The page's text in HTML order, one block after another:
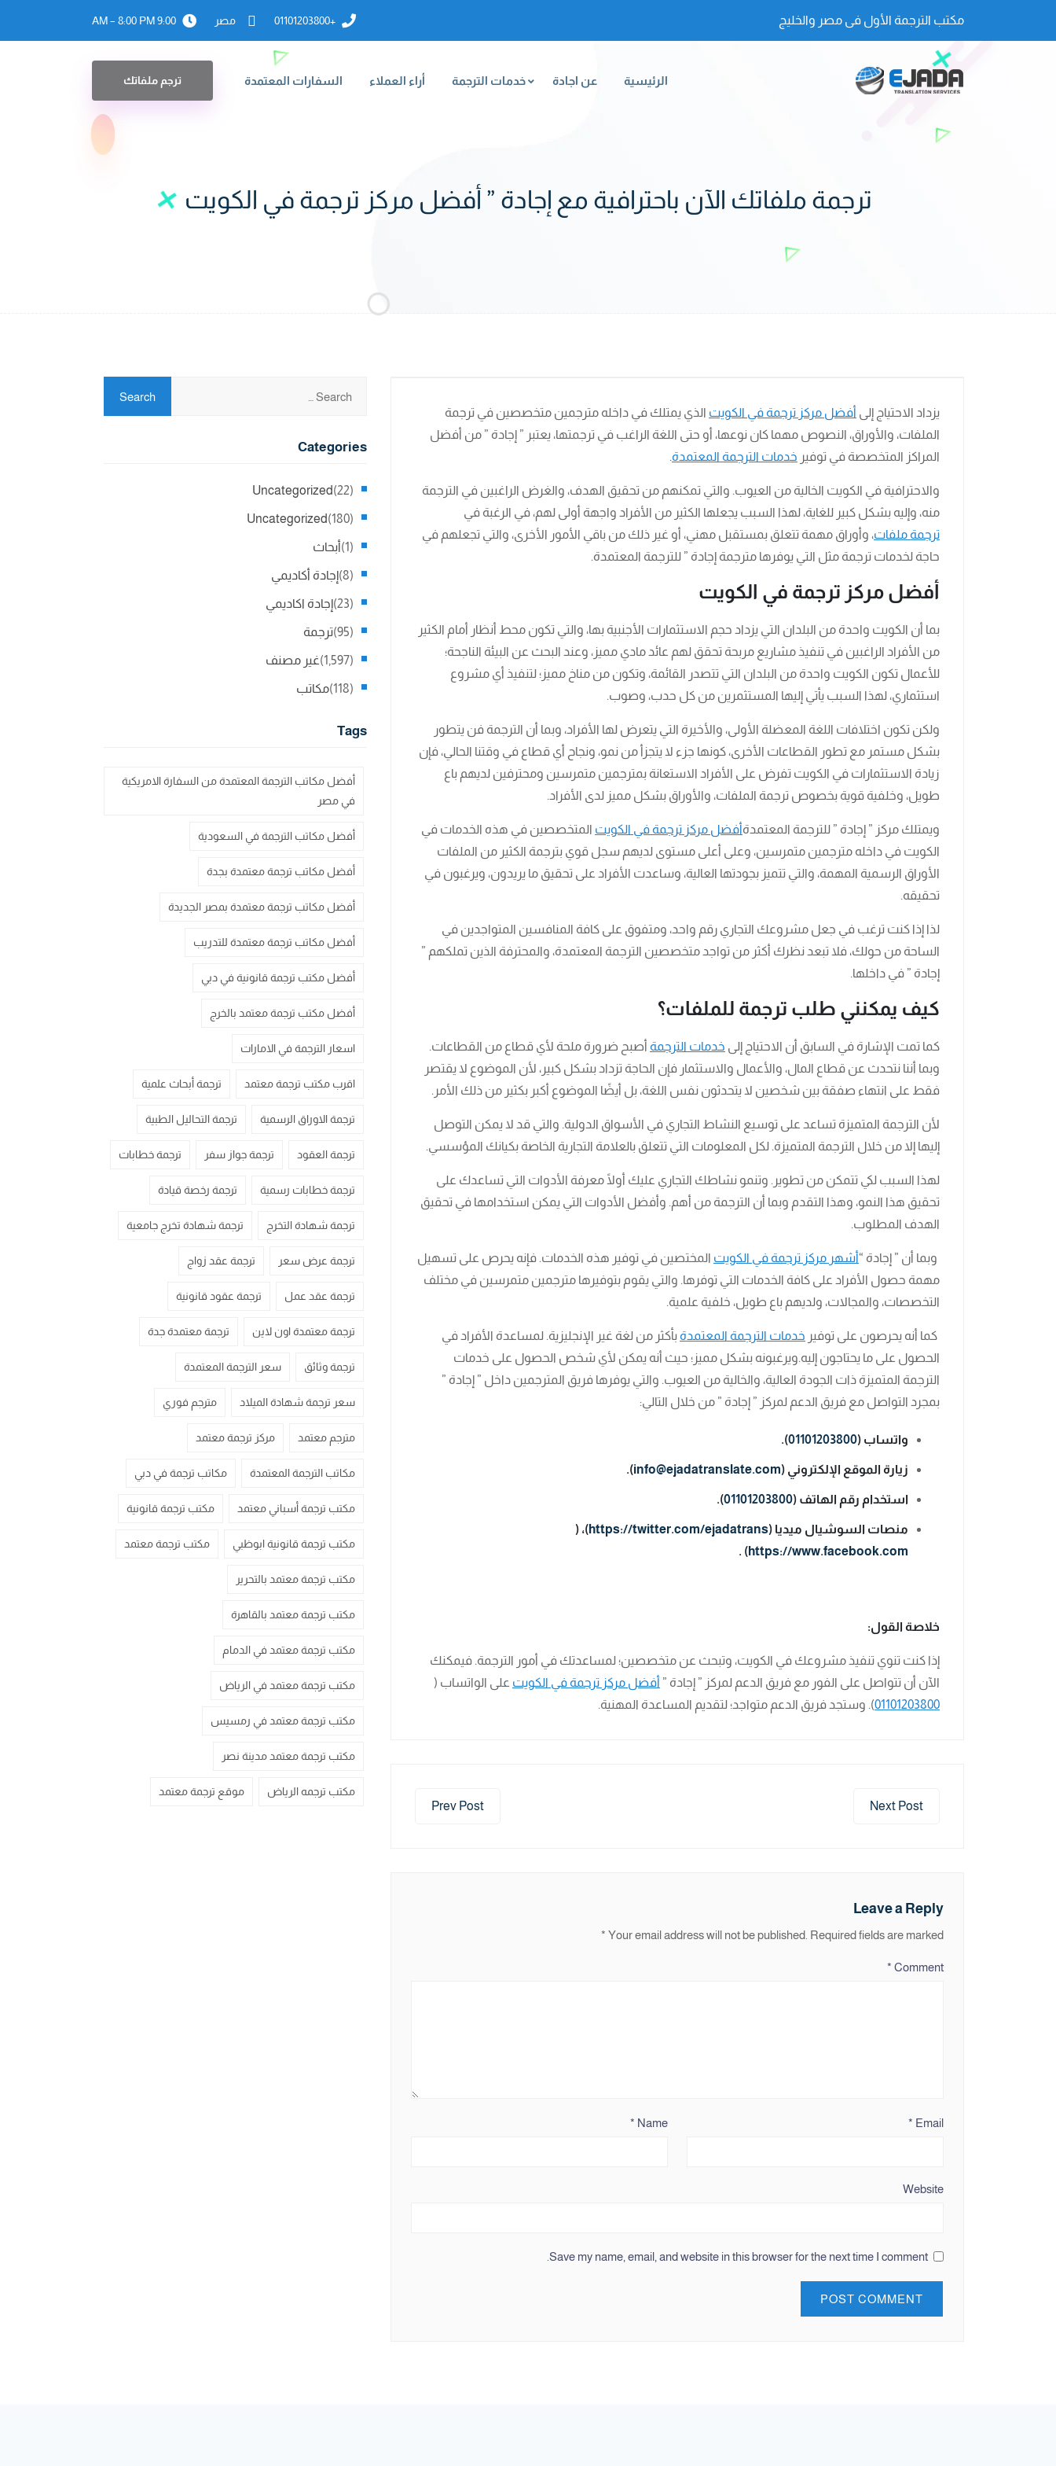
مكتب الترجمة الأول فى مصر والخليج +01101203800 مصر 9:00 AM – 8:00 PM
الرئيسية عن اجادة خدمات الترجمة أراء العملاء السفارات المعتمدة ترجم ملفاتك
ترجمة ملفاتك الآن باحترافية مع إجادة ” أفضل مركز ترجمة في الكويت
يزداد الاحتياج إلى أفضل مركز ترجمة في الكويت الذي يمتلك في داخله مترجمين متخصصين في ترجمة
الملفات، والأوراق، النصوص مهما كان نوعها، أو حتى اللغة الراغب في ترجمتها، يعتبر ” إجادة ” من أفضل
المراكز المتخصصة في توفير خدمات الترجمة المعتمدة.
والاحترافية في الكويت الخالية من العيوب. والتي تمكنهم من تحقيق الهدف، والغرض الراغبين في الترجمة
منه، وإليه بشكل كبير للغاية، لهذا السبب يجعلها الكثير من الأفراد واجهة أولى لهم، في الرغبة في
ترجمة ملفات، وأوراق مهمة تتعلق بمستقبل مهني، أو غير ذلك من باقي الأمور الأخرى، والتي تجعلهم في
حاجة لخدمات ترجمة مثل التي يوفرها مترجمة إجادة ” للترجمة المعتمدة.
أفضل مركز ترجمة في الكويت
بما أن الكويت واحدة من البلدان التي يزداد حجم الاستثمارات الأجنبية بها، والتي تكون محط أنظار أمام الكثير
من الأفراد الراغبين في تنفيذ مشاريع مربحة تحقق لهم عائد مادي مميز، وعند البحث عن البيئة الناجحة؛
للأعمال تكون الكويت واحدة من البلدان التي تتصدر القائمة، وتكون من مناخ مميز؛ لتنفيذ أي مشروع
استثماري، لهذا السبب يأتي إليها المستثمرين من كل حدب، وصوب.
ولكن تكون اختلافات اللغة المعضلة الأولى، والأخيرة التي يتعرض لها الأفراد، وبما أن الترجمة فن يتطور
بشكل مستمر مع تطور القطاعات الأخرى، كونها جزء لا يتجزأ من نمو، ونجاح أي قطاع في وقتنا الحالي، فإن
زيادة الاستثمارات في الكويت تفرض على الأفراد الاستعانة بمترجمين متمرسين ومحترفين لديهم باع
طويل، وخلفية قوية بخصوص ترجمة الملفات، والأوراق بشكل مميز لدى الأفراد.
ويمتلك مركز ” إجادة ” للترجمة المعتمدةأفضل مركز ترجمة في الكويت المتخصصين في هذه الخدمات في
الكويت في داخله مترجمين متمرسين، وعلى أعلى مستوى لديهم سجل قوي بترجمة الكثير من الملفات
الأوراق الرسمية المهمة، والتي تتميز بجودتها العالية، وساعدت الأفراد على تحقيق ما يريدون، ويرغبون في
تحقيقه.
لذا إذا كنت ترغب في جعل مشروعك التجاري رقم واحد، ومتفوق على كافة المنافسين المتواجدين في
الساحة من حولك، فلا تبعد نظرك أكثر من تواجد متخصصين الترجمة المعتمدة، والمحترفة الذين تملكهم ”
إجادة ” في داخلها.
كيف يمكنني طلب ترجمة للملفات؟
كما تمت الإشارة في السابق أن الاحتياج إلى خدمات الترجمة أصبح ضرورة ملحة لأي قطاع من القطاعات.
وبما أننا نتحدث عن قطاع المال، والأعمال والاستثمار فإن الحاجة تزداد بشكل كبير، لأن الموضوع لا يقتصر
فقط على انتهاء صفقة بين شخصين لا يتحدثون نفس اللغة، بل أيضًا الموضوع أكبر بكثير من ذلك الأمر.
لأن الترجمة المتميزة تساعد على توسيع النشاط التجاري في الأسواق الدولية. والتي قد لا يمكن التوصل
إليها إلا من خلال الترجمة المتميزة. لكل المعلومات التي تتعلق بالعلامة التجارية الخاصة بكيانك المؤسسي.
لهذا السبب لكي تتمكن من تطوير. وتنمو نشاطك التجاري عليك أولًا معرفة الأدوات التي تساعدك على
تحقيق هذا النمو، وهذا التقدم وبما أن الترجمة من أهم. وأفضل الأدوات التي يمكن استخدامها في تحقيق
الهدف المطلوب.
وبما أن ” إجادة “أشهر مركز ترجمة في الكويت المختصين في توفير هذه الخدمات. فإنه يحرص على تسهيل
مهمة حصول الأفراد على كافة الخدمات التي توفرها. والتي يقوم بتوفيرها مترجمين متمرسين في مختلف
التخصصات، والمجالات، ولديهم باع طويل، خلفية علمية.
كما أنه يحرصون على توفير خدمات الترجمة المعتمدة بأكثر من لغة غير الإنجليزية. لمساعدة الأفراد في
الحصول على ما يحتاجون إليه.ويرغبونه بشكل مميز؛ حيث أنه يمكن لأي شخص الحصول على خدمات
الترجمة المتميزة ذات الجودة العالية، والخالية من العيوب. والتي يوفرها فريق المترجمين داخل ” إجادة ”
بمجرد التواصل مع فريق الدعم لمركز ” إجادة ” من خلال التالي:
واتساب (01101203800
).
زيارة الموقع الإلكتروني (info@ejadatranslate.com
).
استخدام رقم الهاتف (01101203800
).
منصات السوشيال ميديا (https://twitter.com/ejadatrans)، (
https://www.facebook.com
) .
خلاصة القول:
إذا كنت تنوي تنفيذ مشروعك في الكويت، وتبحث عن متخصصين؛ لمساعدتك في أمور الترجمة. فيمكنك
الآن أن تتواصل على الفور مع فريق الدعم لمركز ” إجادة ” أفضل مركز ترجمة في الكويت على الواتساب (
01101203800). وستجد فريق الدعم متواجد؛ لتقديم المساعدة المهنية.
Prev Post Next Post
Leave a Reply
Your email address will not be published. Required fields are marked
*
Comment
*
Name
* Email
*
Website
Save my name, email, and website in this browser for the next time I comment.
Categories
Uncategorized (22)
Uncategorized (180)
أبحاث (1)
إجادة أكاديمي (8)
إجادة اكاديمي (23)
ترجمة (95)
غير مصنف (1,597)
مكاتب (118)
Tags
أفضل مكاتب الترجمة المعتمدة من السفارة الامريكية
في مصر
أفضل مكاتب الترجمة في السعودية
أفضل مكاتب ترجمة معتمدة بجدة
أفضل مكاتب ترجمة معتمدة بمصر الجديدة
أفضل مكاتب ترجمة معتمدة للتدريب
أفضل مكتب ترجمة قانونية في دبي
أفضل مكتب ترجمة معتمد بالخرج
اسعار الترجمة في الامارات
اقرب مكتب ترجمة معتمد ترجمة أبحاث علمية
ترجمة الاوراق الرسمية ترجمة التحاليل الطبية
ترجمة العقود ترجمة جواز سفر ترجمة خطابات
ترجمة خطابات رسمية ترجمة رخصة قيادة
ترجمة شهادة التخرج ترجمة شهادة تخرج جامعية
ترجمة عرض سعر ترجمة عقد زواج
ترجمة عقد عمل ترجمة عقود قانونية
ترجمة معتمدة اون لاين ترجمة معتمدة جدة
ترجمة وثائق سعر الترجمة المعتمدة
سعر ترجمة شهادة الميلاد مترجم فوري
مترجم معتمد مركز ترجمة معتمد
مكاتب الترجمة المعتمدة مكاتب ترجمة في دبي
مكتب ترجمة أسباني معتمد مكتب ترجمة قانونية
مكتب ترجمة قانونية ابوظبي مكتب ترجمة معتمد
مكتب ترجمة معتمد بالتحرير
مكتب ترجمة معتمد بالقاهرة
مكتب ترجمة معتمد في الدمام
مكتب ترجمة معتمد في الرياض
مكتب ترجمة معتمد في رمسيس
مكتب ترجمة معتمد مدينة نصر
مكتب ترجمه الرياض موقع ترجمة معتمد